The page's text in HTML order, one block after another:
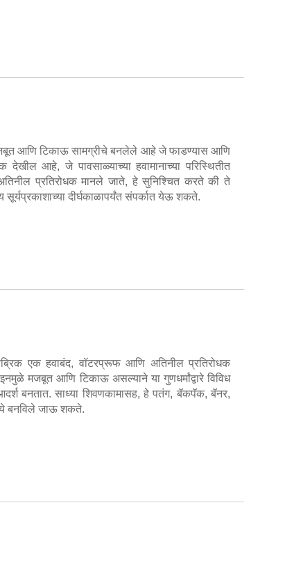
आणि टिकाऊ सामग्रीचे बनलेले आहे जे फाडण्यास आणि
आहे, जे पावसाळ्याच्या हवामानाच्या परिस्थितीत
अतिनील प्रतिरोधक मानले जाते, हे सुनिश्चित करते की ते
दीर्घकाळापर्यंत संपर्कात येऊ शकते.
एक हवाबंद, वॉटरप्रूफ आणि अतिनील प्रतिरोधक
मजबूत आणि टिकाऊ असल्याने या गुणधर्मांद्वारे विविध
बनतात. साध्या शिवणकामासह, हे पतंग, बॅकपॅक, बॅनर,
बनविले जाऊ शकते.